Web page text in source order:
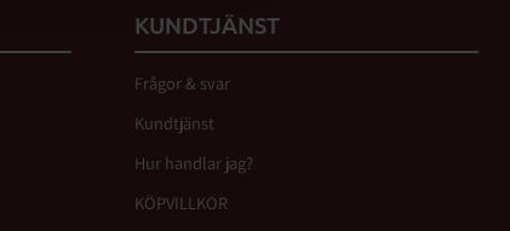
KUNDTJÄNST
Frågor & svar
Kundtjänst
Hur handlar jag?
KÖPVILLKOR